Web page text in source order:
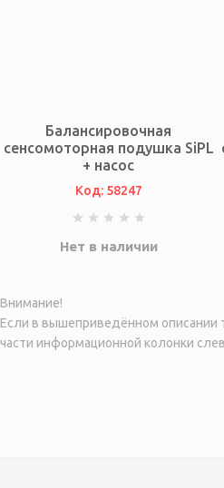
Балансировочная
сенсомоторная подушка SiPL
+ насос
Код: 58247
Нет в наличии
Внимание!
Если в вышеприведённом описании
части информационной колонки